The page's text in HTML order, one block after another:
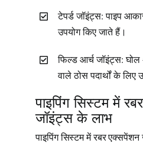
टेपर्ड जॉइंट्स: पाइप
उपयोग किए जाते हैं।
फिल्ड आर्च जॉइंट्स: घोल
वाले ठोस पदार्थों के लिए
पाइपिंग सिस्टम में
जॉइंट्स के लाभ
पाइपिंग सिस्टम में रबर